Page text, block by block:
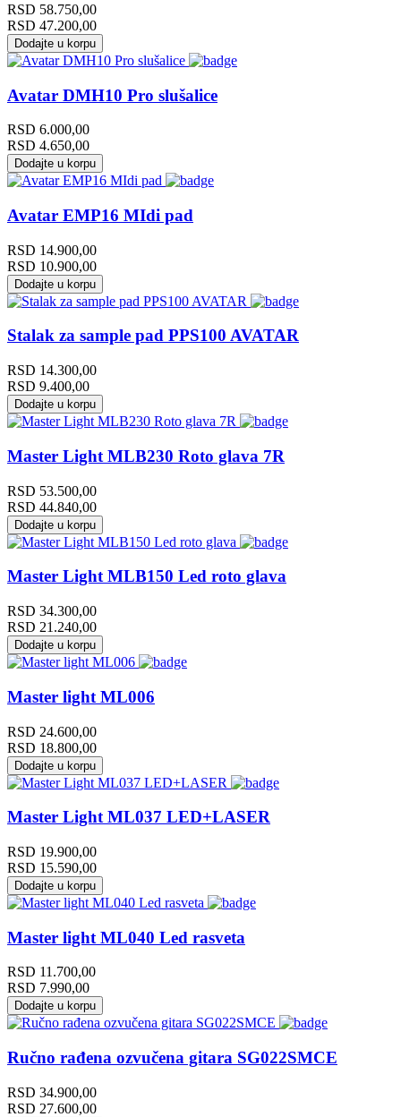
RSD 58.750,00
RSD 47.200,00
Dodajte u korpu
Avatar DMH10 Pro slušalice
RSD 6.000,00
RSD 4.650,00
Dodajte u korpu
Avatar EMP16 MIdi pad
RSD 14.900,00
RSD 10.900,00
Dodajte u korpu
Stalak za sample pad PPS100 AVATAR
RSD 14.300,00
RSD 9.400,00
Dodajte u korpu
Master Light MLB230 Roto glava 7R
RSD 53.500,00
RSD 44.840,00
Dodajte u korpu
Master Light MLB150 Led roto glava
RSD 34.300,00
RSD 21.240,00
Dodajte u korpu
Master light ML006
RSD 24.600,00
RSD 18.800,00
Dodajte u korpu
Master Light ML037 LED+LASER
RSD 19.900,00
RSD 15.590,00
Dodajte u korpu
Master light ML040 Led rasveta
RSD 11.700,00
RSD 7.990,00
Dodajte u korpu
Ručno rađena ozvučena gitara SG022SMCE
RSD 34.900,00
RSD 27.600,00